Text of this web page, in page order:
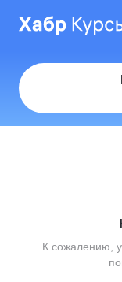
К сожалению,